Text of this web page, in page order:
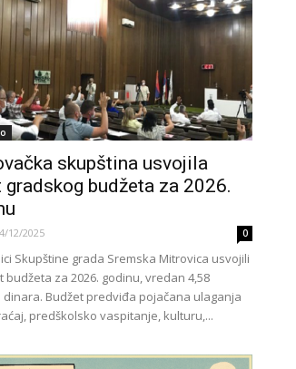
skupština usvojila
gradskog budžeta za 2026.
12/2025 0
Skupštine grada Sremska Mitrovica usvojili
budžeta za 2026. godinu, vredan 4,58
dinara. Budžet predviđa pojačana ulaganja
predškolsko vaspitanje, kulturu,...